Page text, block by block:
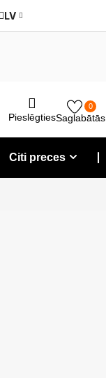
LV
Pieslēgties
0
Saglabātās
Citi preces